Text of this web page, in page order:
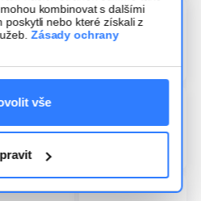
kombinovat s dalšími
poskytli nebo které získali z
Zásady ochrany
vše